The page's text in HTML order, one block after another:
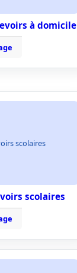
à domicile
scolaires
scolaires